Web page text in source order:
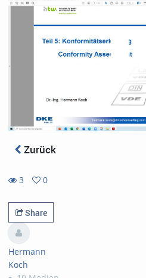
Zurück
3
views
0
favorites
Share
Hermann
Koch